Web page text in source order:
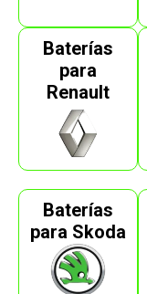
Baterías
para
Renault
Baterías
para Skoda